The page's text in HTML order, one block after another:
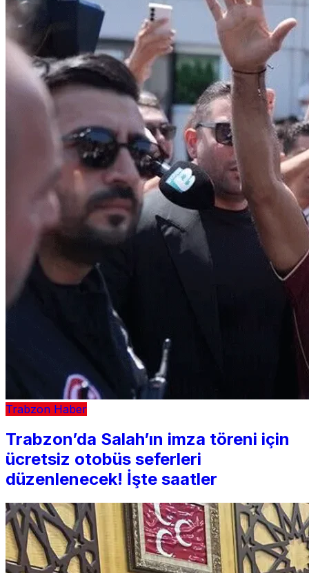
Trabzon Haber
Trabzon’da Salah’ın imza töreni için
ücretsiz otobüs seferleri
düzenlenecek! İşte saatler